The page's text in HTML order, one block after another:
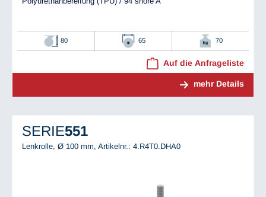
80 65 70
Auf die Anfrageliste
mehr Details
SERIE551
Lenkrolle, Ø 100 mm, Artikelnr.: 4.R4T0.DHA0